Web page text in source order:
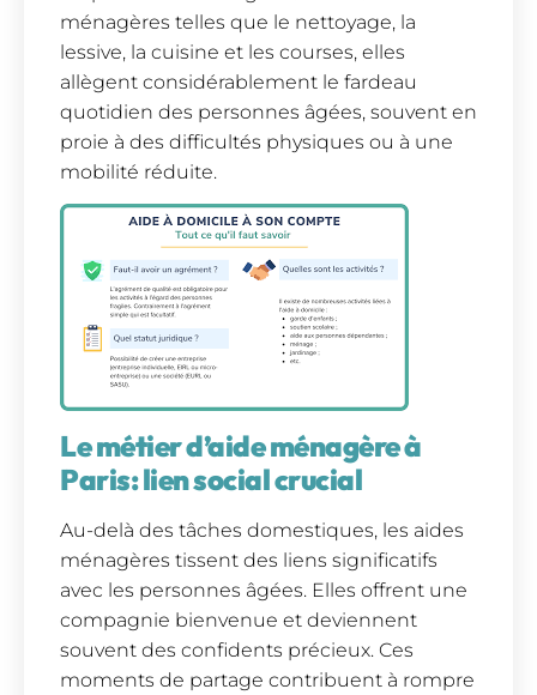
ménagères telles que le nettoyage, la
lessive, la cuisine et les courses, elles
allègent considérablement le fardeau
quotidien des personnes âgées, souvent en
proie à des difficultés physiques ou à une
mobilité réduite.
Le métier d’aide ménagère à
Paris: lien social crucial
Au-delà des tâches domestiques, les aides
ménagères tissent des liens significatifs
avec les personnes âgées. Elles offrent une
compagnie bienvenue et deviennent
souvent des confidents précieux. Ces
moments de partage contribuent à rompre